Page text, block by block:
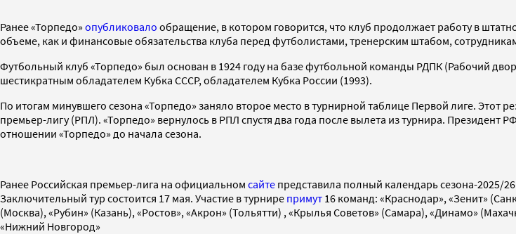
Ранее «Торпедо» опубликовало обращение, в котором говорится, что клуб продолжает работу в
объеме, как и финансовые обязательства клуба перед футболистами, тренерским штабом,
Футбольный клуб «Торпедо» был основан в 1924 году на базе футбольной команды РДПК (Рабочий
шестикратным обладателем Кубка СССР, обладателем Кубка России (1993).
По итогам минувшего сезона «Торпедо» заняло второе место в турнирной таблице Первой лиге.
премьер-лигу (РПЛ). «Торпедо» вернулось в РПЛ спустя два года после вылета из турнира. Президент
отношении «Торпедо» до начала сезона.
Ранее Российская премьер-лига на официальном сайте представила полный календарь сезона-2025/
Заключительный тур состоится 17 мая. Участие в турнире примут 16 команд: «Краснодар», «Зенит»
(Москва), «Рубин» (Казань), «Ростов», «Акрон» (Тольятти) , «Крылья Советов» (Самара), «Динамо»
«Нижний Новгород»